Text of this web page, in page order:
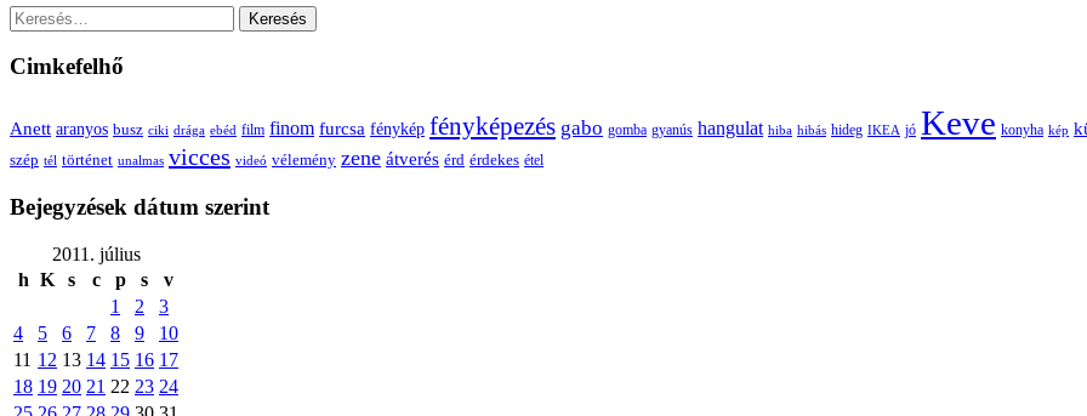
Keresés:
Cimkefelhő
Anett aranyos busz ciki drága ebéd film finom furcsa fénykép fényképezés gabo gomba gyanús hangulat hiba hibás hideg IKEA jó Keve konyha kép
szép tél történet unalmas vicces videó vélemény zene átverés érd érdekes étel
Bejegyzések dátum szerint
2011. július
h K s c p s
v
1
2
3
4
5 6 7 8 9
10
11 12 13 14 15 16 17
18 19 20 21 22 23 24